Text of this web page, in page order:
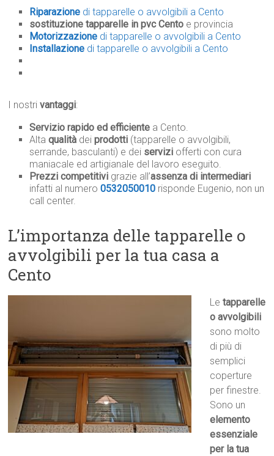
Riparazione di tapparelle o avvolgibili a Cento
sostituzione tapparelle in pvc Cento e provincia
Motorizzazione di tapparelle o avvolgibili a Cento
Installazione di tapparelle o avvolgibili a Cento
I nostrivantaggi:
Servizio rapido ed efficiente a Cento.
Altaqualità deiprodotti (tapparelle o avvolgibili,
serrande, basculanti) e dei servizi offerti con cura
maniacale ed artigianale del lavoro eseguito.
Prezzi competitivi grazie all’assenza di intermediari
infatti al numero0532050010 risponde Eugenio, non un
call center.
L’importanza delle tapparelle o
avvolgibili per la tua casa a
Cento
Letapparelle
o avvolgibili
sono molto
di più di
semplici
coperture
per finestre.
Sono un
elemento
essenziale
per la tua